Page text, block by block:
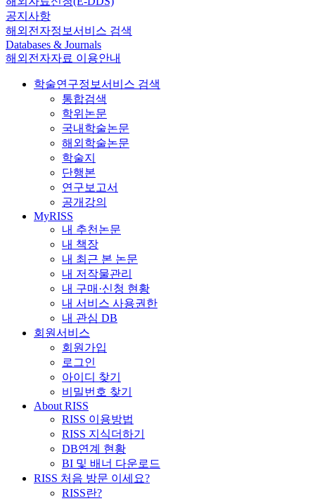
공지사항
해외전자정보서비스 검색
Databases & Journals
해외전자자료 이용안내
학술연구정보서비스 검색
통합검색
학위논문
국내학술논문
해외학술논문
학술지
단행본
연구보고서
공개강의
MyRISS
내 추천논문
내 책장
내 최근 본 논문
내 저작물관리
내 구매·신청 현황
내 서비스 사용권한
내 관심 DB
회원서비스
회원가입
로그인
아이디 찾기
비밀번호 찾기
About RISS
RISS 이용방법
RISS 지식더하기
DB연계 현황
BI 및 배너 다운로드
RISS 처음 방문 이세요?
RISS란?